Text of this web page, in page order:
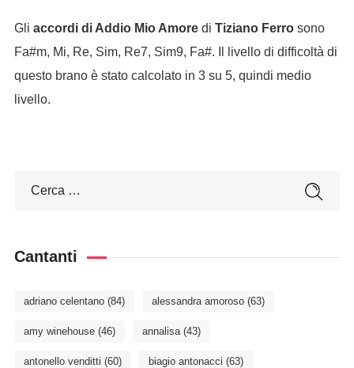
Gli accordi di Addio Mio Amoredi Tiziano Ferrosono
Fa#m, Mi, Re, Sim, Re7, Sim9, Fa#. Il livello di difficoltà di
questo brano è stato calcolato in 3 su 5, quindi medio
livello.
Cantanti
adriano celentano(84) alessandra amoroso(63)
amy winehouse(46) annalisa(43)
antonello venditti (60) biagio antonacci (63)